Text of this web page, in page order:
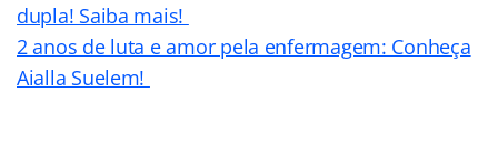
dupla! Saiba mais!
2 anos de luta e amor pela enfermagem: Conheça
Aialla Suelem!